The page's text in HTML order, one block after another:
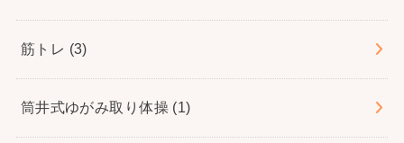
筋トレ (3)
筒井式ゆがみ取り体操 (1)